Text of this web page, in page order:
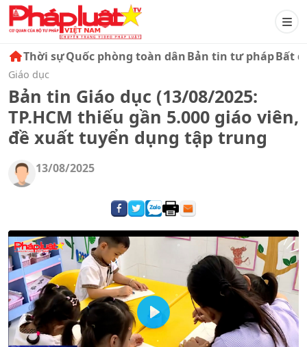
Thời sựQuốc phòng toàn dânBản tin tư phápBất
Giáo dục
Bản tin Giáo dục (13/08/2025:
TP.HCM thiếu gần 5.000 giáo viên,
đề xuất tuyển dụng tập trung
13/08/2025
Play